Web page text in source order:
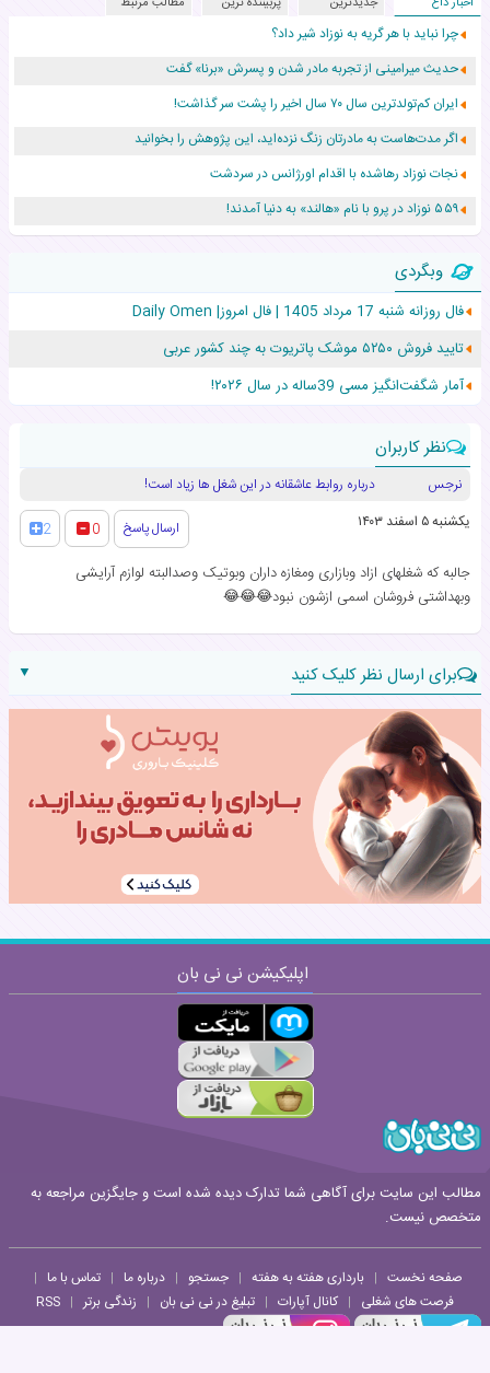
چرا نباید با هر گریه به نوزاد شیر داد؟
حدیث میرامینی از تجربه مادر شدن و پسرش «برنا» گفت
ایران کم‌تولدترین سال ۷۰ سال اخیر را پشت سر گذاشت!
اگر مدت‌هاست به مادرتان زنگ نزده‌اید، این پژوهش را بخوانید
نجات نوزاد رهاشده با اقدام اورژانس در سردشت
۵۵۹ نوزاد در پرو با نام «هالند» به دنیا آمدند!
زن ۲۴ ساله پس از درمان سرطان رحم، مادر شد
افزایش قد این دختر، چند میلیون دلار برای پدرش خرج داشته
حرکت غیرقانونی یک پرستار، جان دوقلوها را نجات داد!
عجیب‌ترین تولد در ۵/۵/۵ امسال که همه را شوکه کرد!
وبگردی
فال روزانه شنبه 17 مرداد 1405 | فال امروز| Daily Omen
تایید فروش ۵۲۵۰ موشک پاتریوت به چند کشور عربی
آمار شگفت‌انگیز مسی 39ساله در سال ۲۰۲۶!
نظر کاربران
نرجس درباره روابط عاشقانه در این شغل ها زیاد است!
یکشنبه ۵ اسفند ۱۴۰۳ ارسال پاسخ 0
2
جالبه که شغلهای ازاد وبازاری ومغازه داران وبوتیک وصدالبته لوازم آرایشی
وبهداشتی فروشان اسمی ازشون نبود😂😂😂
برای ارسال نظر کلیک کنید
▼
نام:
نظر:
اپلیکیشن نی نی بان
مطالب این سایت برای آگاهی شما تدارک دیده شده است و جایگزین مراجعه به
متخصص نیست.
صفحه نخست | بارداری هفته به هفته | جستجو | درباره ما | تماس با ما |
فرصت های شغلی | کانال آپارات | تبلیغ در نی نی بان | زندگی برتر |
RSS